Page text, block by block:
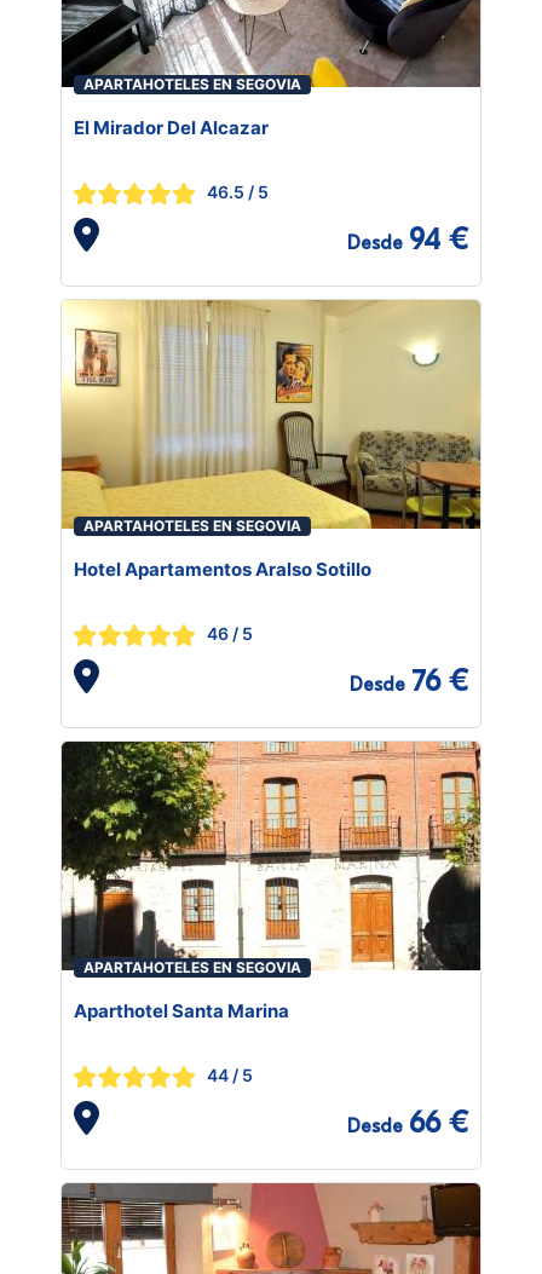
APARTAHOTELES EN SEGOVIA
El Mirador Del Alcazar
46.5 / 5
Desde 94 €
APARTAHOTELES EN SEGOVIA
Hotel Apartamentos Aralso Sotillo
46 / 5
Desde 76 €
APARTAHOTELES EN SEGOVIA
Aparthotel Santa Marina
44 / 5
Desde 66 €